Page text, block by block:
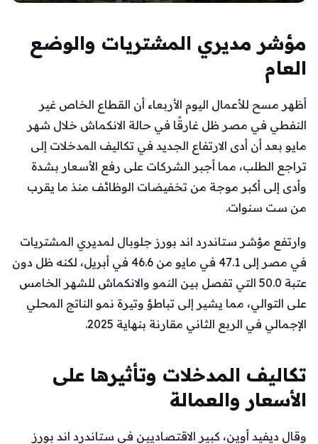
مؤشر مديري المشتريات والوضع
العام
أظهر مسح للأعمال اليوم الأربعاء أن القطاع الخاص غير
النفطي في مصر ظل غارقًا في حالة الانكماش خلال شهر
مايو بعد أن أدى الارتفاع الجديد في تكاليف المدخلات إلى
تراجع الطلب، مما أجبر الشركات على رفع الأسعار بشدة
وأدى إلى أكبر موجة من تخفيضات الوظائف منذ ما يقرب
من ست سنوات.
وارتفع مؤشر ستاندرد اند بورز جلوبال لمديري المشتريات
في مصر إلى 47.1 في مايو من 46.6 في أبريل، لكنه ظل دون
عتبة 50.0 التي تفصل بين النمو والانكماش للشهر الخامس
على التوالي، مما يشير إلى تباطؤ وتيرة نمو الناتج المحلي
الإجمالي في الربع الثاني مقارنة بنهاية 2025.
تكاليف المدخلات وتأثيرها على
الأسعار والعمالة
وقال ديفيد أوين، كبير الاقتصاديين في ستاندرد اند بورز